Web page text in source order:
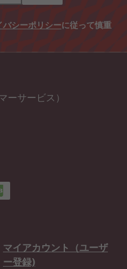
バシーポリシーに従って慎重
ーサービス）
マイアカウント（ユーザ
ー登録)